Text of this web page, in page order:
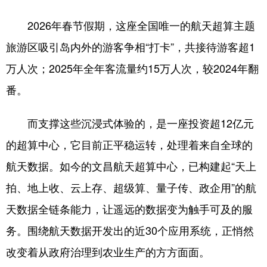
2026年春节假期，这座全国唯一的航天超算主题
旅游区吸引岛内外的游客争相“打卡”，共接待游客超1
万人次；2025年全年客流量约15万人次，较2024年翻
番。
而支撑这些沉浸式体验的，是一座投资超12亿元
的超算中心，它目前正平稳运转，处理着来自全球的
航天数据。如今的文昌航天超算中心，已构建起“天上
拍、地上收、云上存、超级算、量子传、政企用”的航
天数据全链条能力，让遥远的数据变为触手可及的服
务。围绕航天数据开发出的近30个应用系统，正悄然
改变着从政府治理到农业生产的方方面面。